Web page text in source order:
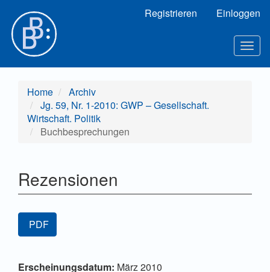
Hauptinhalt
Sidebar
Registrieren Einloggen
Home
Archiv
Jg. 59, Nr. 1-2010: GWP – Gesellschaft.
Wirtschaft. Politik
Buchbesprechungen
Rezensionen
Artikel-
Sidebar
PDF
Hauptsächlicher
Artikel-
Erscheinungsdatum: März 2010